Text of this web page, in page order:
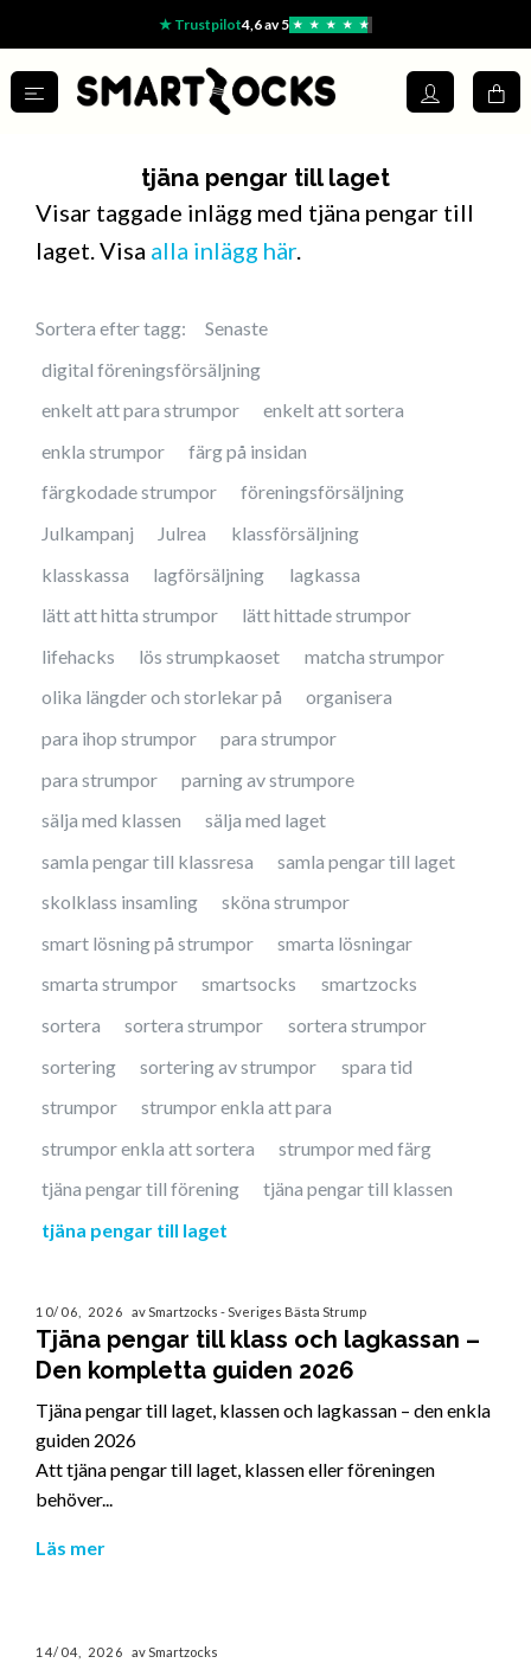
★ Trustpilot4,6 av 5 ★ ★ ★ ★ ★
tjäna pengar till laget
Visar taggade inlägg med tjäna pengar till
laget. Visa alla inlägg här.
Sortera efter tagg:
Senaste
digital föreningsförsäljning
enkelt att para strumpor
enkelt att sortera
enkla strumpor
färg på insidan
färgkodade strumpor
föreningsförsäljning
Julkampanj
Julrea
klassförsäljning
klasskassa
lagförsäljning
lagkassa
lätt att hitta strumpor
lätt hittade strumpor
lifehacks
lös strumpkaoset
matcha strumpor
olika längder och storlekar på
organisera
para ihop strumpor
para strumpor
para strumpor
parning av strumpore
sälja med klassen
sälja med laget
samla pengar till klassresa
samla pengar till laget
skolklass insamling
sköna strumpor
smart lösning på strumpor
smarta lösningar
smarta strumpor
smartsocks
smartzocks
sortera
sortera strumpor
sortera strumpor
sortering
sortering av strumpor
spara tid
strumpor
strumpor enkla att para
strumpor enkla att sortera
strumpor med färg
tjäna pengar till förening
tjäna pengar till klassen
tjäna pengar till laget
10/06, 2026 av Smartzocks - Sveriges Bästa Strump
Tjäna pengar till klass och lagkassan –
Den kompletta guiden 2026
Tjäna pengar till laget, klassen och lagkassan – den enkla
guiden 2026
Att tjäna pengar till laget, klassen eller föreningen
behöver...
Läs mer
14/04, 2026 av Smartzocks